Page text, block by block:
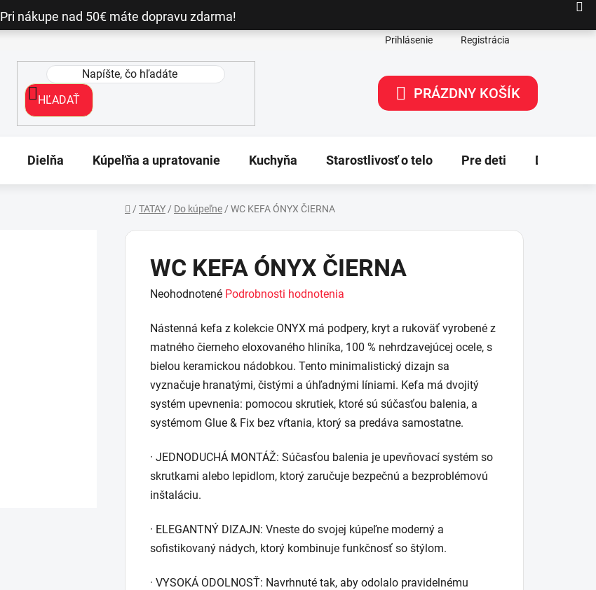
Pri nákupe nad 50€ máte dopravu zdarma!
Prihlásenie Registrácia
HĽADAŤ
NÁKUPNÝ
PRÁZDNY KOŠÍK
Dielňa Kúpeľňa a upratovanie Kuchyňa Starostlivosť o telo Pre deti Dekorácie
/ TATAY / Do kúpeľne / WC KEFA ÓNYX ČIERNA
WC KEFA ÓNYX ČIERNA
Priemerné
produktu
je
0,0
z
5
hviezdičiek.
Neohodnotené Podrobnosti hodnotenia
Nástenná kefa z kolekcie ONYX má podpery, kryt a rukoväť vyrobené z
matného čierneho eloxovaného hliníka, 100 % nehrdzavejúcej ocele, s
bielou keramickou nádobkou. Tento minimalistický dizajn sa
vyznačuje hranatými, čistými a úhľadnými líniami. Kefa má dvojitý
systém upevnenia: pomocou skrutiek, ktoré sú súčasťou balenia, a
systémom Glue & Fix bez vŕtania, ktorý sa predáva samostatne.
· JEDNODUCHÁ MONTÁŽ: Súčasťou balenia je upevňovací systém so
skrutkami alebo lepidlom, ktorý zaručuje bezpečnú a bezproblémovú
inštaláciu.
· ELEGANTNÝ DIZAJN: Vneste do svojej kúpeľne moderný a
sofistikovaný nádych, ktorý kombinuje funkčnosť so štýlom.
· VYSOKÁ ODOLNOSŤ: Navrhnuté tak, aby odolalo pravidelnému